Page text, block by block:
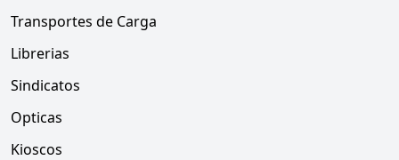
Transportes de Carga
Librerias
Sindicatos
Opticas
Kioscos